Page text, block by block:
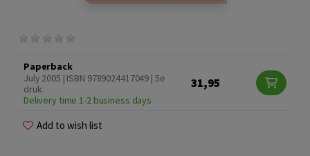
Paperback
July 2005 | ISBN 9789024417049 | 5e
druk
Delivery time 1-2 business days
31,95
Add to wish list